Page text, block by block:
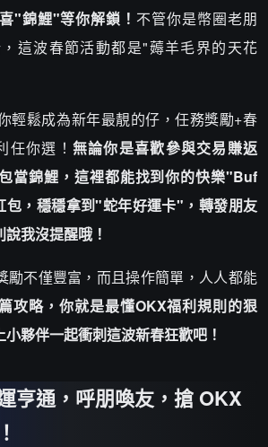
"錦鯉"等你解鎖！ 不管你是幣圈老朋
這波春節活動都是"薅羊毛界的天花
輕鬆成為新年最靚的仔，任務獎勵+春
任你選！ 無論你是喜歡參與交易賺返
當錦鯉，這裡都能找到你的快樂"Buf
包，穩穩拿到"蛇年好運卡"，轉發朋友
我沒提醒哦！
勵不僅豐富，而且操作簡單，人人都能
攻略，你就是最懂OKX福利規則的狠
夥伴一起衝刺這波新春狂歡吧！
亨通，呼朋喚友，搶 OKX